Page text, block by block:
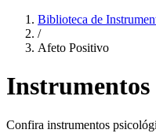
Biblioteca de
/
Afeto Positivo
Instrumentos
Confira instrumentos